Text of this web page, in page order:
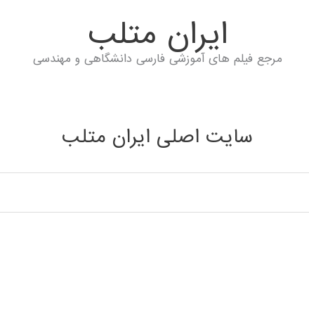
ايران متلب
مرجع فیلم های آموزشی فارسی دانشگاهی و مهندسی
سایت اصلی ایران متلب